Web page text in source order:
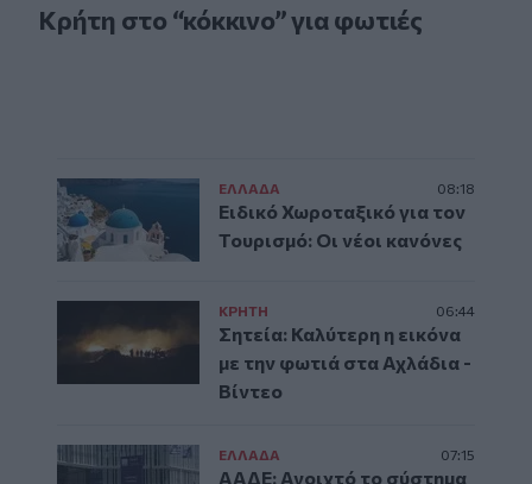
Κρήτη στο “κόκκινο” για φωτιές
ΕΛΛAΔΑ 08:18
Ειδικό Χωροταξικό για τον
Τουρισμό: Οι νέοι κανόνες
ΚΡΗΤΗ 06:44
Σητεία: Καλύτερη η εικόνα
με την φωτιά στα Αχλάδια -
Βίντεο
ΕΛΛAΔΑ 07:15
ΑΑΔΕ: Ανοιχτό το σύστημα